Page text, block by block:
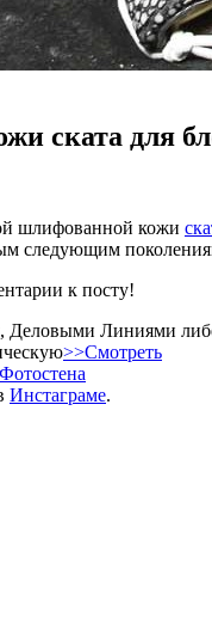
ската для
шлифованной кожи
следующим
к посту!
Деловыми Линиями
>>Смотреть
Инстаграме.